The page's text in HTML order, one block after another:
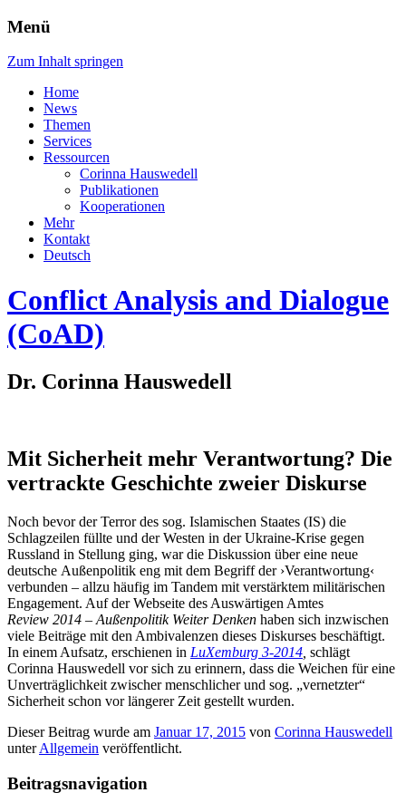
Menü
Zum Inhalt springen
Home
News
Themen
Services
Ressourcen
Corinna Hauswedell
Publikationen
Kooperationen
Mehr
Kontakt
Deutsch
Conflict Analysis and Dialogue
(CoAD)
Dr. Corinna Hauswedell
Mit Sicherheit mehr Verantwortung? Die
vertrackte Geschichte zweier Diskurse
Noch bevor der Terror des sog. Islamischen Staates (IS) die
Schlagzeilen füllte und der Westen in der Ukraine-Krise gegen
Russland in Stellung ging, war die Diskussion über eine neue
deutsche Außenpolitik eng mit dem Begriff der ›Verantwortung‹
verbunden – allzu häufig im Tandem mit verstärktem militärischen
Engagement. Auf der Webseite des Auswärtigen Amtes
Review 2014 – Außenpolitik Weiter Denken haben sich inzwischen
viele Beiträge mit den Ambivalenzen dieses Diskurses beschäftigt.
In einem Aufsatz, erschienen in LuXemburg 3-2014 schlägt
Corinna Hauswedell vor sich zu erinnern, dass die Weichen für eine
Unverträglichkeit zwischer menschlicher und sog. „vernetzter“
Sicherheit schon vor längerer Zeit gestellt wurden.
Dieser Beitrag wurde am Januar 17, 2015 von Corinna Hauswedell
unterAllgemein veröffentlicht.
Beitragsnavigation